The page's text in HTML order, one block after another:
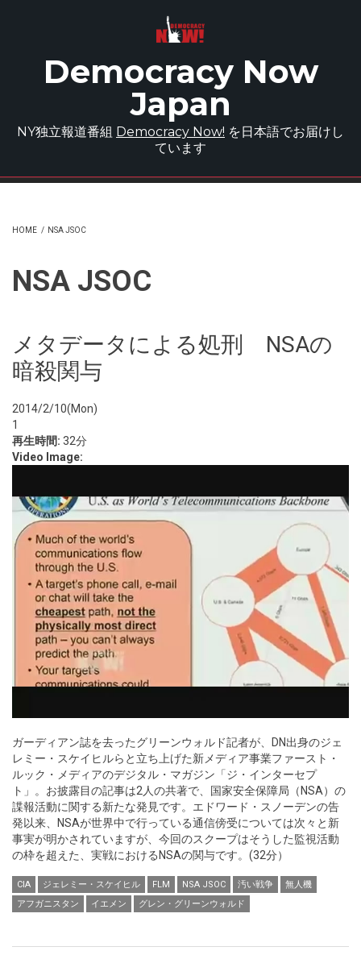
Democracy Now
Japan
NY独立報道番組 Democracy Now! を日本語でお届けし
ています
HOME / NSA JSOC
NSA JSOC
メタデータによる処刑 NSAの
暗殺関与
2014/2/10(Mon)
1
再生時間: 32分
Video Image:
ガーディアン誌を去ったグリーンウォルド記者が、DN出身のジェ
レミー・スケイヒルらと立ち上げた新メディア事業ファースト・
ルック・メディアのデジタル・マガジン「ジ・インターセプ
ト」。お披露目の記事は2人の共著で、国家安全保障局（NSA）の
諜報活動に関する新たな発見です。エドワード・スノーデンの告
発以来、NSAが世界中で行っている通信傍受については次々と新
事実が明かされていますが、今回のスクープはそうした監視活動
の枠を超えた、実戦におけるNSAの関与です。(32分）
CIA ジェレミー・スケイヒル FLM NSA JSOC 汚い戦争
無人機
アフガニスタン
イエメン グレン・グリーンウォルド